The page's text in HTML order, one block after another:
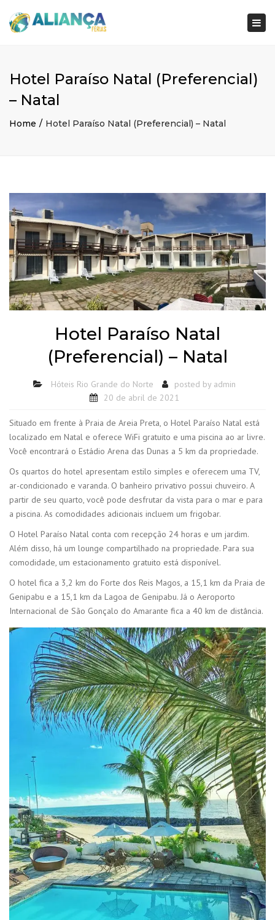
Hotel Paraíso Natal (Preferencial)
– Natal
Home Hotel Paraíso Natal (Preferencial) – Natal
Hotel Paraíso Natal
(Preferencial) – Natal
Hóteis Rio Grande do Norte posted by admin
20 de abril de 2021
Situado em frente à Praia de Areia Preta, o Hotel Paraíso Natal está
localizado em Natal e oferece WiFi gratuito e uma piscina ao ar livre.
Você encontrará o Estádio Arena das Dunas a 5 km da propriedade.
Os quartos do hotel apresentam estilo simples e oferecem uma TV,
ar-condicionado e varanda. O banheiro privativo possui chuveiro. A
partir de seu quarto, você pode desfrutar da vista para o mar e para
a piscina. As comodidades adicionais incluem um frigobar.
O Hotel Paraíso Natal conta com recepção 24 horas e um jardim.
Além disso, há um lounge compartilhado na propriedade. Para sua
comodidade, um estacionamento gratuito está disponível.
O hotel fica a 3,2 km do Forte dos Reis Magos, a 15,1 km da Praia de
Genipabu e a 15,1 km da Lagoa de Genipabu. Já o Aeroporto
Internacional de São Gonçalo do Amarante fica a 40 km de distância.